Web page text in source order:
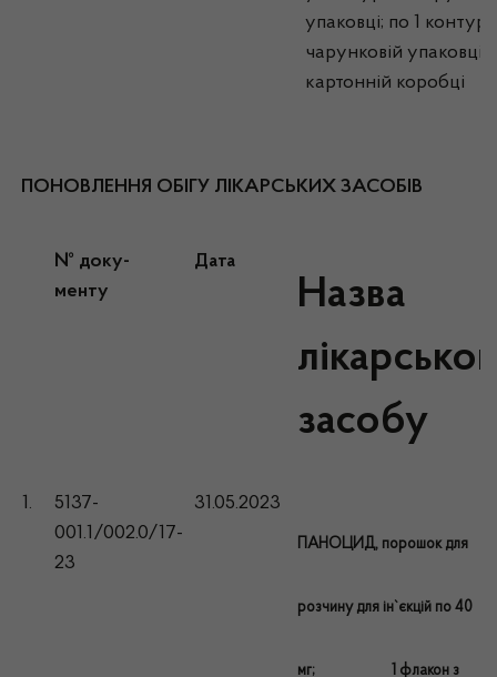
упаковці; по 1
чарунковій упаковці в
картонній коробці
ПОНОВЛЕННЯ ОБІГУ ЛІКАРСЬКИХ ЗАСОБІВ
№ доку-
менту
Дата
Назва
засобу
1.
5137-
001.1/002.0/17-
23
31.05.2023
ПАНОЦИД, порошок для
розчину для ін`єкцій по 40
мг; 1 флакон з